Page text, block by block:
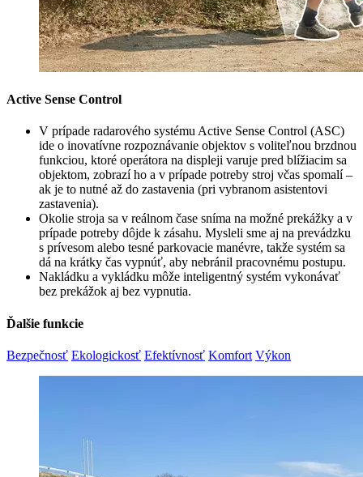
Active Sense Control
V prípade radarového systému Active Sense Control (ASC)
ide o inovatívne rozpoznávanie objektov s voliteľnou brzdnou
funkciou, ktoré operátora na displeji varuje pred blížiacim sa
objektom, zobrazí ho a v prípade potreby stroj včas spomalí –
ak je to nutné až do zastavenia (pri vybranom asistentovi
zastavenia).
Okolie stroja sa v reálnom čase sníma na možné prekážky a v
prípade potreby dôjde k zásahu. Mysleli sme aj na prevádzku
s prívesom alebo tesné parkovacie manévre, takže systém sa
dá na krátky čas vypnúť, aby nebránil pracovnému postupu.
Nakládku a vykládku môže inteligentný systém vykonávať
bez prekážok aj bez vypnutia.
Ďalšie funkcie
Bezpečnosť Ekologickosť Efektívnosť Komfort Výkon